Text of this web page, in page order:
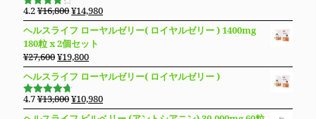
は
¥14,800
で
し
た。
格
は
¥13,280
5段階で
4.19の評
価
4.2¥16,800元
の
価
格
は
¥16,800
で
し
た。
¥14,980現
在
の
は
で
す。
ヘルスライフ ローヤルゼリー( ロイヤルゼリー ) 1400mg
180粒 x 2個セット
¥27,600元
の
価
格
は
¥19,800現
在
価
格
ヘルスライフ ローヤルゼリー( ロイヤルゼリー )
5段階で
4.69の評
4.7¥13,800元
の
¥10,980現
在